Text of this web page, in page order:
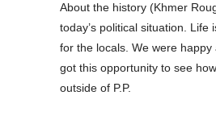
About the history (Khmer
today’s political situation. Life
for the locals. We were happy
got this opportunity to see
outside of P.P.